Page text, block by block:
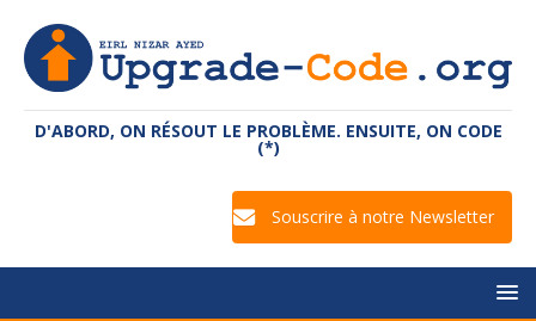
D'ABORD, ON RÉSOUT LE PROBLÈME. ENSUITE, ON CODE
(*)
Souscrire à notre Newsletter